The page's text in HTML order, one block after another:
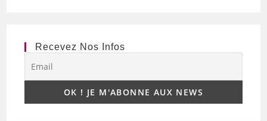
Recevez Nos Infos